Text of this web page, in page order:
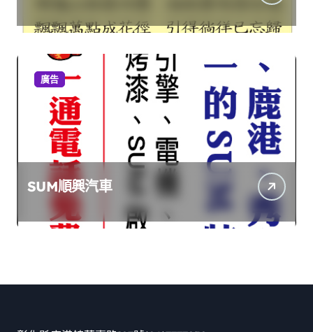
廣告
SUM順興汽車